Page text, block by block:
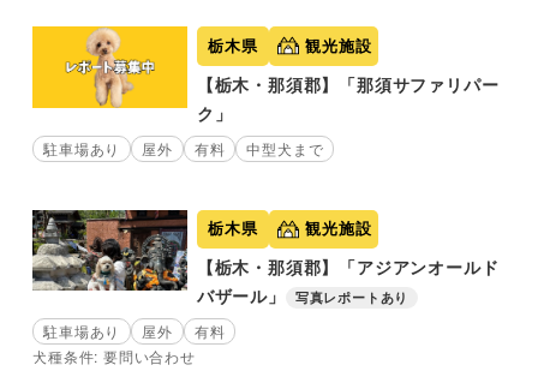
栃木県 観光施設
【栃木・那須郡】「那須サファリパー
ク」
駐車場あり 屋外 有料 中型犬まで
栃木県 観光施設
【栃木・那須郡】「アジアンオールド
バザール」
写真レポートあり
駐車場あり 屋外
有料
犬種条件: 要問い合わせ